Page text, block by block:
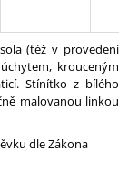
(též v provedení
krouceným
Stínítko z bílého
malovanou linkou
dle Zákona